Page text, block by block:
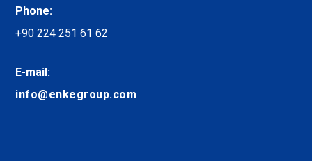
Phone:
+90 224 251 61 62
E-mail:
info@enkegroup.com